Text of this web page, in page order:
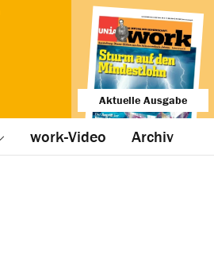
Aktuelle Ausgabe
work-Video Archiv